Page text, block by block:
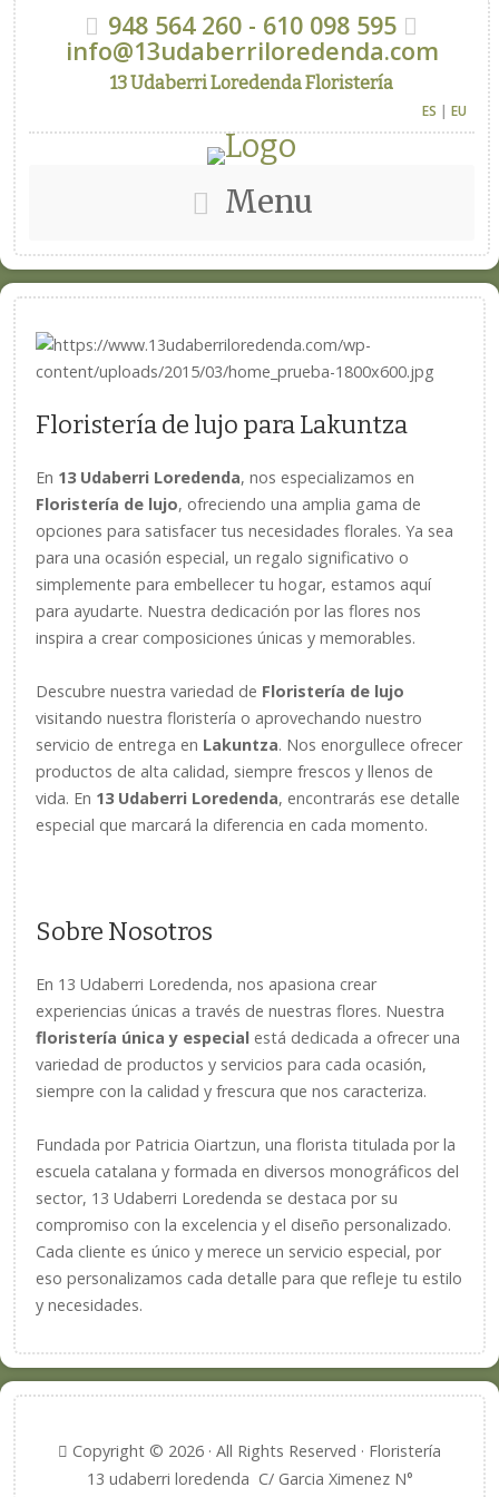
948 564 260 - 610 098 595
info@13udaberriloredenda.com
13 Udaberri Loredenda Floristería
ES | EU
Menu
Floristería de lujo para Lakuntza
En 13 Udaberri Loredenda, nos especializamos en
Floristería de lujo, ofreciendo una amplia gama de
opciones para satisfacer tus necesidades florales. Ya sea
para una ocasión especial, un regalo significativo o
simplemente para embellecer tu hogar, estamos aquí
para ayudarte. Nuestra dedicación por las flores nos
inspira a crear composiciones únicas y memorables.
Descubre nuestra variedad de Floristería de lujo
visitando nuestra floristería o aprovechando nuestro
servicio de entrega en Lakuntza. Nos enorgullece ofrecer
productos de alta calidad, siempre frescos y llenos de
vida. En 13 Udaberri Loredenda, encontrarás ese detalle
especial que marcará la diferencia en cada momento.
Sobre Nosotros
En 13 Udaberri Loredenda, nos apasiona crear
experiencias únicas a través de nuestras flores. Nuestra
floristería única y especial está dedicada a ofrecer una
variedad de productos y servicios para cada ocasión,
siempre con la calidad y frescura que nos caracteriza.
Fundada por Patricia Oiartzun, una florista titulada por la
escuela catalana y formada en diversos monográficos del
sector, 13 Udaberri Loredenda se destaca por su
compromiso con la excelencia y el diseño personalizado.
Cada cliente es único y merece un servicio especial, por
eso personalizamos cada detalle para que refleje tu estilo
y necesidades.
Copyright © 2026 · All Rights Reserved · Floristería
13 udaberri loredenda C/ Garcia Ximenez N°